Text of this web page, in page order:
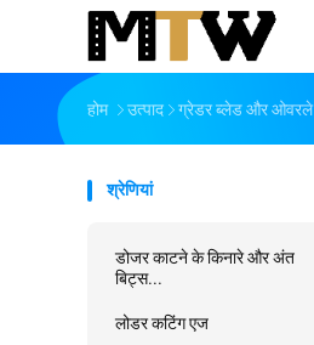
होम उत्पाद ग्रेडर ब्लेड और ओवरले
श्रेणियां
डोजर काटने के किनारे और अंत
बिट्स...
लोडर कटिंग एज